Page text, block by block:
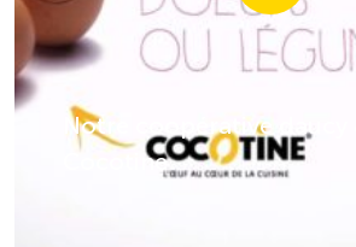
Notre coopérative daucy &
Cocotine